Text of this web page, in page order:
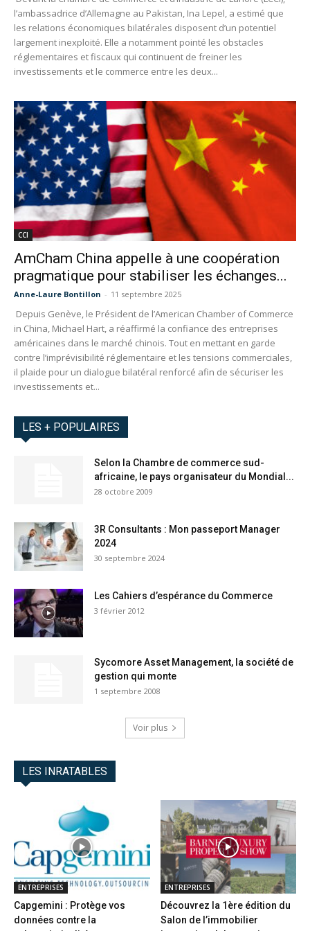
l’ambassadrice d’Allemagne au Pakistan, Ina Lepel, a estimé que
les relations économiques bilatérales disposent d’un potentiel
largement inexploité. Elle a notamment pointé les obstacles
réglementaires et fiscaux qui continuent de freiner les
investissements et le commerce entre les deux...
CCI
AmCham China appelle à une coopération
pragmatique pour stabiliser les échanges...
Anne-Laure Bontillon - 11 septembre 2025
Depuis Genève, le Président de l’American Chamber of Commerce
in China, Michael Hart, a réaffirmé la confiance des entreprises
américaines dans le marché chinois. Tout en mettant en garde
contre l’imprévisibilité réglementaire et les tensions commerciales,
il plaide pour un dialogue bilatéral renforcé afin de sécuriser les
investissements et...
LES + POPULAIRES
Selon la Chambre de commerce sud-
africaine, le pays organisateur du Mondial...
28 octobre 2009
3R Consultants : Mon passeport Manager
2024
30 septembre 2024
Les Cahiers d’espérance du Commerce
3 février 2012
Sycomore Asset Management, la société de
gestion qui monte
1 septembre 2008
Voir plus
LES INRATABLES
ENTREPRISES
Capgemini : Protège vos
données contre la
ENTREPRISES
Découvrez la 1ère édition du
Salon de l’immobilier